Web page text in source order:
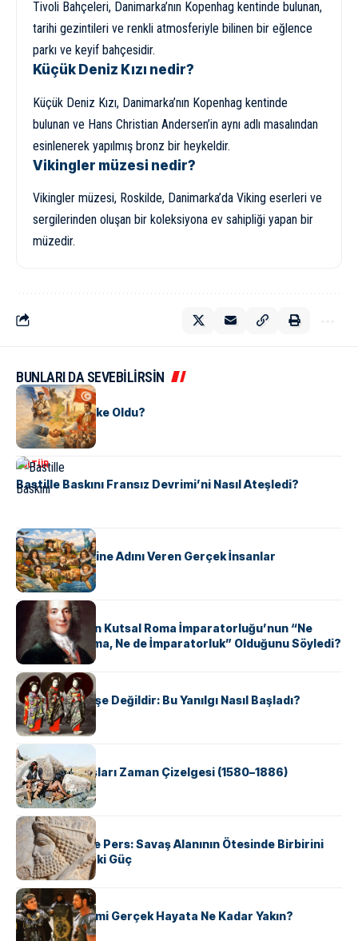
Tivoli Bahçeleri, Danimarka’nın Kopenhag kentinde bulunan,
tarihi gezintileri ve renkli atmosferiyle bilinen bir eğlence
parkı ve keyif bahçesidir.
Küçük Deniz Kızı nedir?
Küçük Deniz Kızı, Danimarka’nın Kopenhag kentinde
bulunan ve Hans Christian Andersen’in aynı adlı masalından
esinlenerek yapılmış bronz bir heykeldir.
Vikingler müzesi nedir?
Vikingler müzesi, Roskilde, Danimarka’da Viking eserleri ve
sergilerinden oluşan bir koleksiyona ev sahipliği yapan bir
müzedir.
BUNLARI DA SEVEBİLİRSİN
KÜLTÜR
Tunus Nasıl Ülke Oldu?
KÜLTÜR
Bastille Baskını Fransız Devrimi’ni Nasıl Ateşledi?
KÜLTÜR
ABD Eyaletlerine Adını Veren Gerçek İnsanlar
KÜLTÜR
Voltaire Neden Kutsal Roma İmparatorluğu’nun “Ne
Kutsal, Ne Roma, Ne de İmparatorluk” Olduğunu Söyledi?
KÜLTÜR
Geyşalar Fahişe Değildir: Bu Yanılgı Nasıl Başladı?
KÜLTÜR
Apache Savaşları Zaman Çizelgesi (1580–1886)
KÜLTÜR
Antik Yunan ve Pers: Savaş Alanının Ötesinde Birbirini
Şekillendiren İki Güç
KÜLTÜR
‘Gladiator’ Filmi Gerçek Hayata Ne Kadar Yakın?